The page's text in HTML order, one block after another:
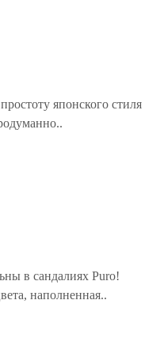
японского стиля
в сандалиях Puro!
наполненная..